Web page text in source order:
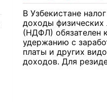
В Узбекистане
доходы физических
(НДФЛ) обязателен к
удержанию с
платы и других
доходов. Для